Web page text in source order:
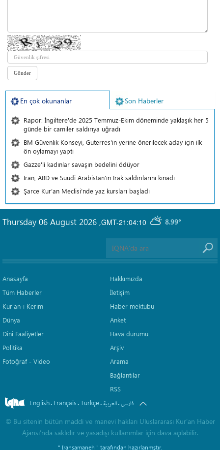
En çok okunanlar Son Haberler
Rapor: İngiltere'de 2025 Temmuz-Ekim döneminde yaklaşık her 5
günde bir camiler saldırıya uğradı
BM Güvenlik Konseyi, Guterres'in yerine önerilecek aday için ilk
ön oylamayı yaptı
Gazze'li kadınlar savaşın bedelini ödüyor
İran, ABD ve Suudi Arabistan'ın Irak saldırılarını kınadı
Şarce Kur’an Meclisi’nde yaz kursları başladı
GMT-21:04:10 8.99°
Thursday 06 August 2026 ,
Anasayfa
Tüm Haberler
Kur'an-ı Kerim
Dünya
Dini Faaliyetler
Politika
Fotoğraf - Video
Hakkımızda
İletişim
Haber mektubu
Anket
Hava durumu
Arşiv
Arama
Bağlantılar
RSS
English. Français.Türkçe. العربیة.فارسی
© Bu sitenin bütün maddi ve manevi hakları Uluslararası Kur’an Haber
Ajansı’nda saklıdır ve yasadışı kullanımlar için dava açılabilir.
" Iransamaneh " tarafından hazırlanmştır.